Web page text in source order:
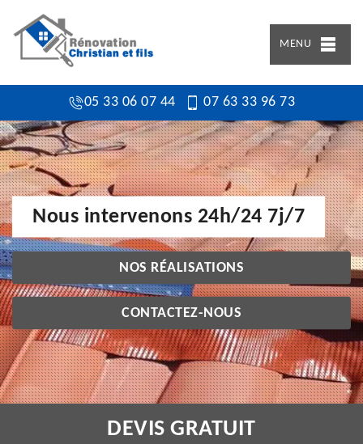
MENU
05 33 06 07 44 07 63 33 96 73
Nous intervenons 24h/24 7j/7
NOS RÉALISATIONS
CONTACTEZ-NOUS
DEVIS GRATUIT